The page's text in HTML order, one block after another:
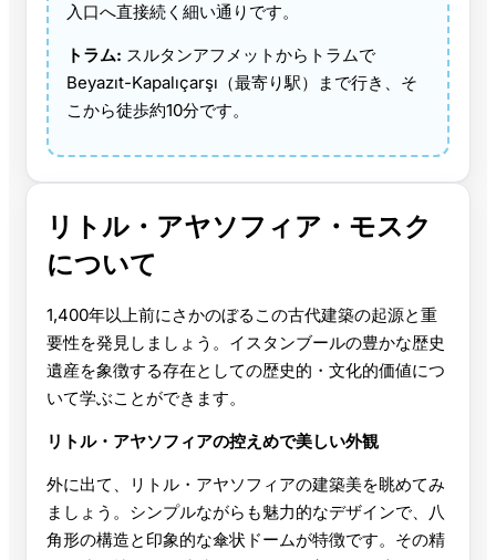
入口へ直接続く細い通りです。
トラム: スルタンアフメットからトラムで
Beyazıt-Kapalıçarşı（最寄り駅）まで行き、そ
こから徒歩約10分です。
リトル・アヤソフィア・モスク
について
1,400年以上前にさかのぼるこの古代建築の起源と重
要性を発見しましょう。イスタンブールの豊かな歴史
遺産を象徴する存在としての歴史的・文化的価値につ
いて学ぶことができます。
リトル・アヤソフィアの控えめで美しい外観
外に出て、リトル・アヤソフィアの建築美を眺めてみ
ましょう。シンプルながらも魅力的なデザインで、八
角形の構造と印象的な傘状ドームが特徴です。その精